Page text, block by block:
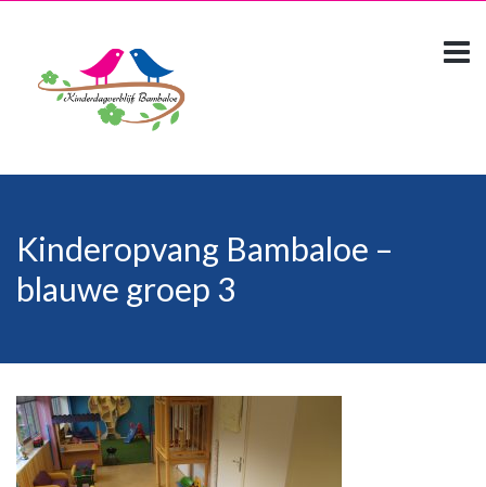
Kinderopvang Bambaloe –
blauwe groep 3